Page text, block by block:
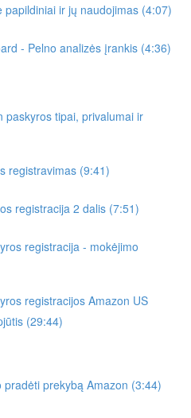
papildiniai ir jų naudojimas (4:07)
- Pelno analizės įrankis (4:36)
paskyros tipai, privalumai ir
registravimas (9:41)
registracija 2 dalis (7:51)
registracija - mokėjimo
registracijos Amazon US
(29:44)
pradėti prekybą Amazon (3:44)